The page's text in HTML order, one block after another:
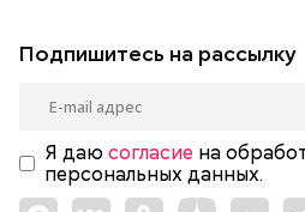
Подпишитесь на рассылку
Я даю согласие на
персональных данных.